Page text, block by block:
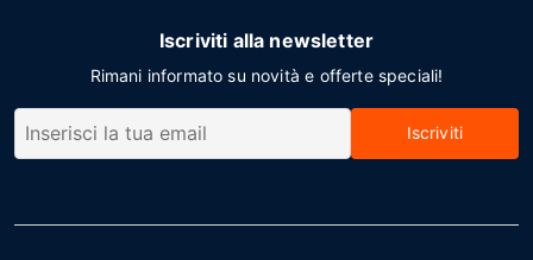
Iscriviti alla newsletter
Rimani informato su novità e offerte speciali!
Iscriviti